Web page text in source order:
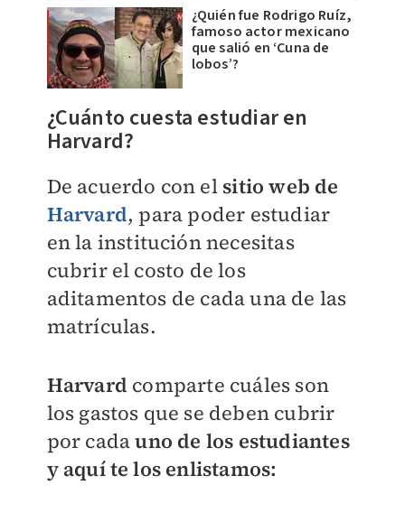
¿Quién fue Rodrigo Ruíz,
famoso actor mexicano
que salió en ‘Cuna de
lobos’?
¿Cuánto cuesta estudiar en
Harvard?
De acuerdo con elsitio web de
Harvard, para poder estudiar
en la institución necesitas
cubrir el costo de los
aditamentos de cada una de las
matrículas.
Harvard comparte cuáles son
los gastos que se deben cubrir
por cadauno de los estudiantes
y aquí te los enlistamos: